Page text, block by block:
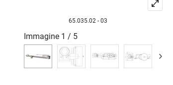
65.035.02 - 03
Immagine 1 / 5